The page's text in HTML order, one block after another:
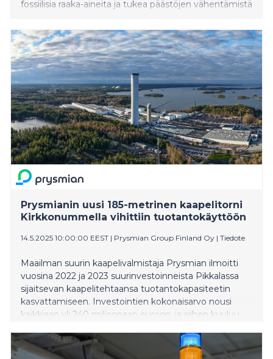
fossiilisia raaka-aineita ja tukea päästöjen vähentämistä
vähentäminen on haastavaa. Sillä voidaan korvata
kivihiiltä muun muassa teräs- ja
sementtiteollisuudessa. Biohiiltä voidaan myös
käyttää maanparannuksessa. Biohiili soveltuu drop-in-
tuotteena lähes sellaisenaan korvaamaan kivihiiltä te
Prysmianin uusi 185-metrinen kaapelitorni
Kirkkonummella vihittiin tuotantokäyttöön
14.5.2025 10:00:00 EEST | Prysmian Group Finland Oy | Tiedote
Maailman suurin kaapelivalmistaja Prysmian ilmoitti
vuosina 2022 ja 2023 suurinvestoinneista Pikkalassa
sijaitsevan kaapelitehtaansa tuotantokapasiteetin
kasvattamiseen. Investointien kokonaisarvo nousi
kaikkiaan yli 240 miljoonaan euroon, ja siihen kuuluu
vietettiin tehtaalla 14.5. Koko tehdasinvestoinnin
valmistuessa tehtaan valmistuskapasiteetti yli